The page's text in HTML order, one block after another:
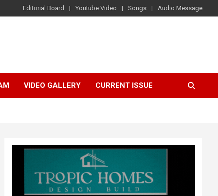
Editorial Board Youtube Video Songs Audio Message
VIDEO GALLERY CURRENT ISSUE